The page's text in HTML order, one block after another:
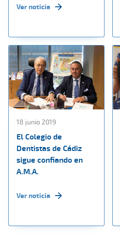
Ver noticia
18 junio 2019
El Colegio de
Dentistas de Cádiz
sigue confiando en
A.M.A.
Ver noticia